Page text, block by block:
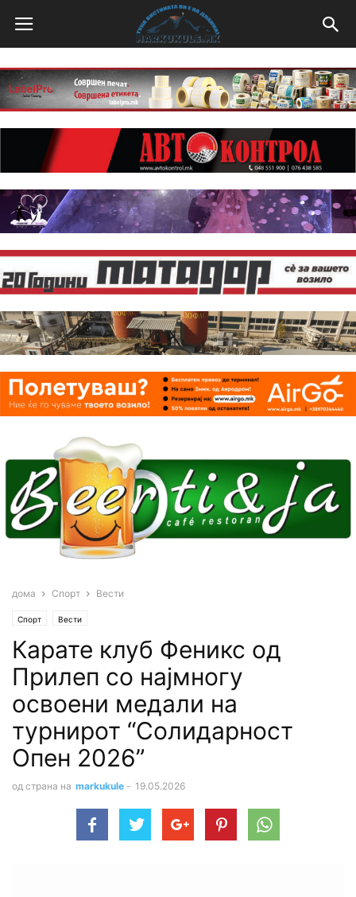
дома Спорт Вести
Спорт Вести
Карате клуб Феникс oд
Прилеп со најмногу
освоени медали на
турнирот “Солидарност
Опен 2026”
од страна на markukule - 19.05.2026